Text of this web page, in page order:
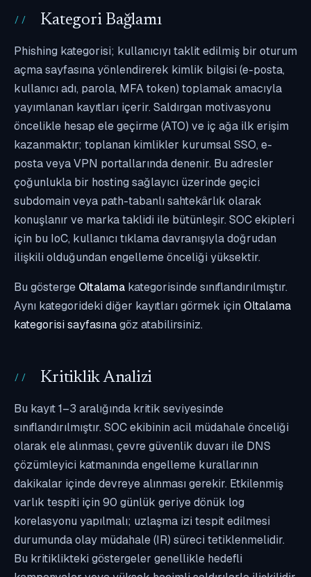
Kategori Bağlamı
Phishing kategorisi; kullanıcıyı taklit edilmiş bir oturum
açma sayfasına yönlendirerek kimlik bilgisi (e-posta,
kullanıcı adı, parola, MFA token) toplamak amacıyla
yayımlanan kayıtları içerir. Saldırgan motivasyonu
öncelikle hesap ele geçirme (ATO) ve iç ağa ilk erişim
kazanmaktır; toplanan kimlikler kurumsal SSO, e-
posta veya VPN portallarında denenir. Bu adresler
çoğunlukla bir hosting sağlayıcı üzerinde geçici
subdomain veya path-tabanlı sahtekârlık olarak
konuşlanır ve marka taklidi ile bütünleşir. SOC ekipleri
için bu IoC, kullanıcı tıklama davranışıyla doğrudan
ilişkili olduğundan engelleme önceliği yüksektir.
Bu gösterge Oltalama kategorisinde sınıflandırılmıştır.
Aynı kategorideki diğer kayıtları görmek için Oltalama
kategorisi sayfasınagöz atabilirsiniz.
Kritiklik Analizi
Bu kayıt 1–3 aralığında kritik seviyesinde
sınıflandırılmıştır. SOC ekibinin acil müdahale önceliği
olarak ele alınması, çevre güvenlik duvarı ile DNS
çözümleyici katmanında engelleme kurallarının
dakikalar içinde devreye alınması gerekir. Etkilenmiş
varlık tespiti için 90 günlük geriye dönük log
korelasyonu yapılmalı; uzlaşma izi tespit edilmesi
durumunda olay müdahale (IR) süreci tetiklenmelidir.
Bu kritiklikteki göstergeler genellikle hedefli